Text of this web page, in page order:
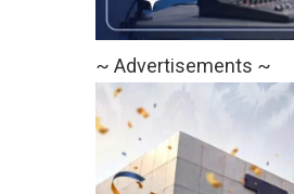
~ Advertisements ~